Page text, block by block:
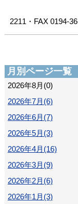
保健セ
2211・FAX 0194-
月別ページ一覧
2026年8月(0)
2026年7月(6)
2026年6月(7)
2026年5月(3)
2026年4月(16)
2026年3月(9)
2026年2月(6)
2026年1月(3)